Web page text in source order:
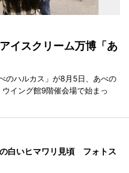
イスクリーム万博「あ
のハルカス」が8月5日、あべの
イング館9階催会場で始まっ
白いヒマワリ見頃 フォトス